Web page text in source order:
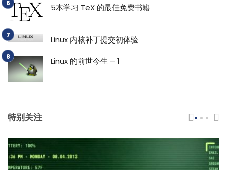
5本学习 TeX 的最佳免费书籍
Linux 内核补丁提交初体验
Linux 的前世今生 – 1
特别关注